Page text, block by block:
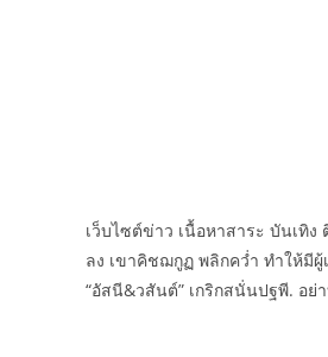
เว็บไซต์ข่าว เนื้อหาสาระ บันเทิ
ลง เขาคิชฌกูฏ พลิกคว่ำ ทำให้มีผู้
“อัสนี&วสันต์” เกริกสนั่นปฐพี. อย่